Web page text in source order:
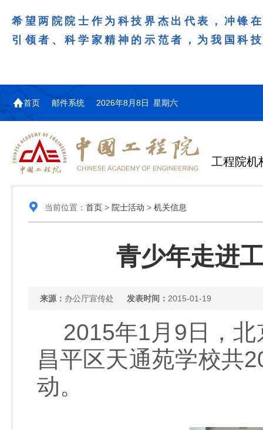
希望两院院士作为科技界杰出代表，冲锋
引领者、科学家精神的示范者，为我国科
首页 邮件系统 2026年8月8日 星期六
工程院机
当前位置： 首页> 院士活动 > 机关信息
青少年走进
来源： 办公厅宣传处 发表时间： 2015-01-19
2015年1月9日，北
昌平区天通苑学校共
动。